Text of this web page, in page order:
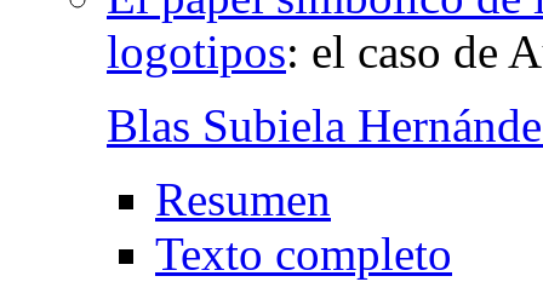
logotipos: el caso de
Blas Subiela
Resumen
Texto completo